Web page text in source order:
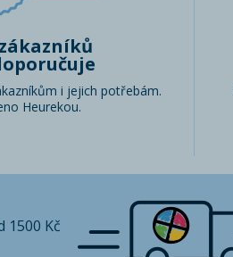
i jejich potřebám.
Heurekou.
Kč